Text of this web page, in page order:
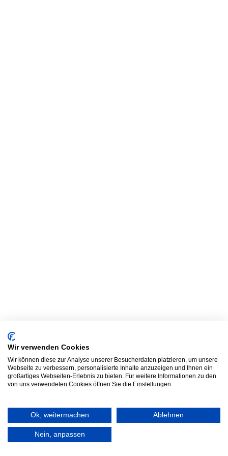
Wir verwenden Cookies
Wir können diese zur Analyse unserer Besucherdaten platzieren, um unsere
Webseite zu verbessern, personalisierte Inhalte anzuzeigen und Ihnen ein
großartiges Webseiten-Erlebnis zu bieten. Für weitere Informationen zu den
von uns verwendeten Cookies öffnen Sie die Einstellungen.
Ok, weitermachen Ablehnen
Nein, anpassen